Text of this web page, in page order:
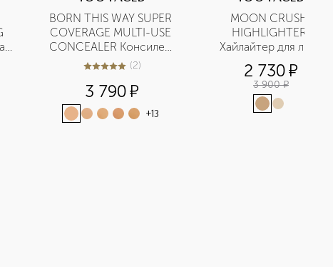
BORN THIS WAY SUPER
COVERAGE MULTI-USE
CONCEALER Консилер
с высокой степенью
5из 52 (2)
3 790¤
+13
MOON CRUSH
HIGHLIGHTER
Хайлайтер для лица
2 730¤
3 900 ¤